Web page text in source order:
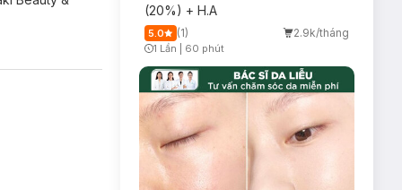
(20%) + H.A
5.0 (1) 2.9k/tháng
1 Lần 60 phút